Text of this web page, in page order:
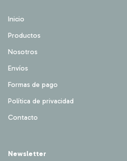
Inicio
Productos
Nosotros
Envíos
Formas de pago
Política de privacidad
Contacto
Newsletter